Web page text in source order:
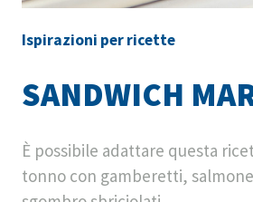
Ispirazioni per ricette
SANDWICH
È possibile adattare questa
tonno con gamberetti,